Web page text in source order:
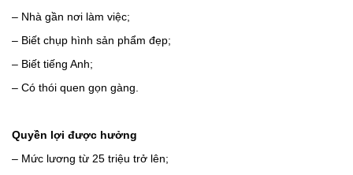
– Nhà gần nơi làm việc;
– Biết chụp hình sản phẩm đẹp;
– Biết tiếng Anh;
– Có thói quen gọn gàng.
Quyền lợi được hưởng
– Mức lương từ 25 triệu trở lên;